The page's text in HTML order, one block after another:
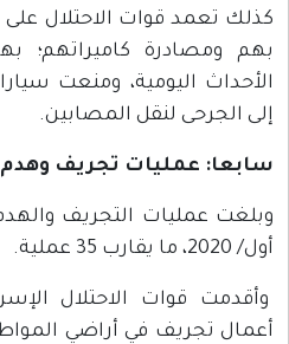
كذلك تعمد قوات الاحتلال على
بهم ومصادرة
الأحداث اليومية، ومنعت
إلى الجرحى لنقل المصابين.
سابعا: عمليات تجريف
وبلغت عمليات التجريف
أول/ 2020، ما يقارب 35 عملية.
وأقدمت قوات الاحتلال
أعمال تجريف في أراضي